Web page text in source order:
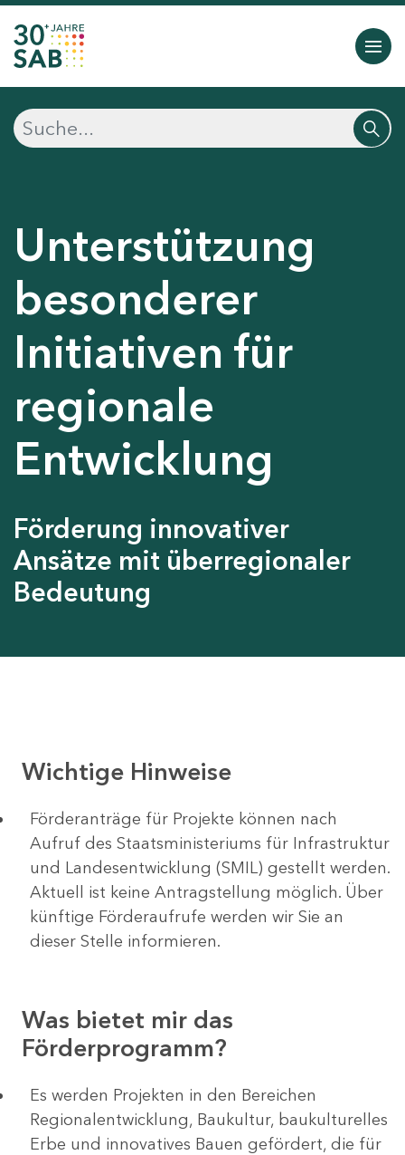
Unterstützung
besonderer
Initiativen für
regionale
Entwicklung
Förderung innovativer
Ansätze mit überregionaler
Bedeutung
Wichtige Hinweise
Förderanträge für Projekte können nach
Aufruf des Staatsministeriums für Infrastruktur
und Landesentwicklung (SMIL) gestellt werden.
Aktuell ist keine Antragstellung möglich. Über
künftige Förderaufrufe werden wir Sie an
dieser Stelle informieren.
Was bietet mir das
Förderprogramm?
Es werden Projekten in den Bereichen
Regionalentwicklung, Baukultur, baukulturelles
Erbe und innovatives Bauen gefördert, die für